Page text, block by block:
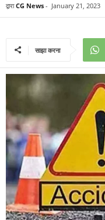
द्वारा CG News - January 21, 2023
साझा करना